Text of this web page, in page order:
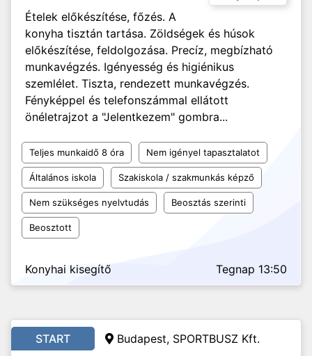
Ételek előkészítése, főzés. A
konyha tisztán tartása. Zöldségek és húsok
előkészítése, feldolgozása. Precíz, megbízható
munkavégzés. Igényesség és higiénikus
szemlélet. Tiszta, rendezett munkavégzés.
Fényképpel és telefonszámmal ellátott
önéletrajzot a "Jelentkezem" gombra...
Teljes munkaidő 8 óra Nem igényel tapasztalatot
Általános iskola Szakiskola / szakmunkás képző
Nem szükséges nyelvtudás Beosztás szerinti
Beosztott
Konyhai kisegítő Tegnap 13:50
START Budapest, SPORTBUSZ Kft.